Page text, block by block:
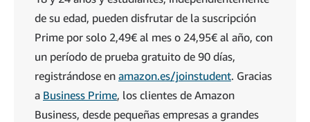
de su edad, pueden disfrutar de la suscripción
Prime por solo 2,49€ al mes o 24,95€ al año, con
un período de prueba gratuito de 90 días,
registrándose en amazon.es/joinstudent. Gracias
a Business Prime, los clientes de Amazon
Business, desde pequeñas empresas a grandes